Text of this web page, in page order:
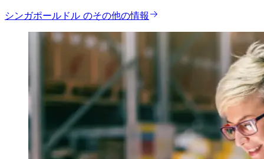
シンガポールドル のその他の情報